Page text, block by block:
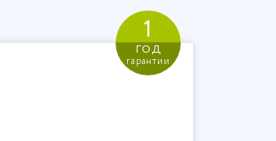
1
год
гарантии